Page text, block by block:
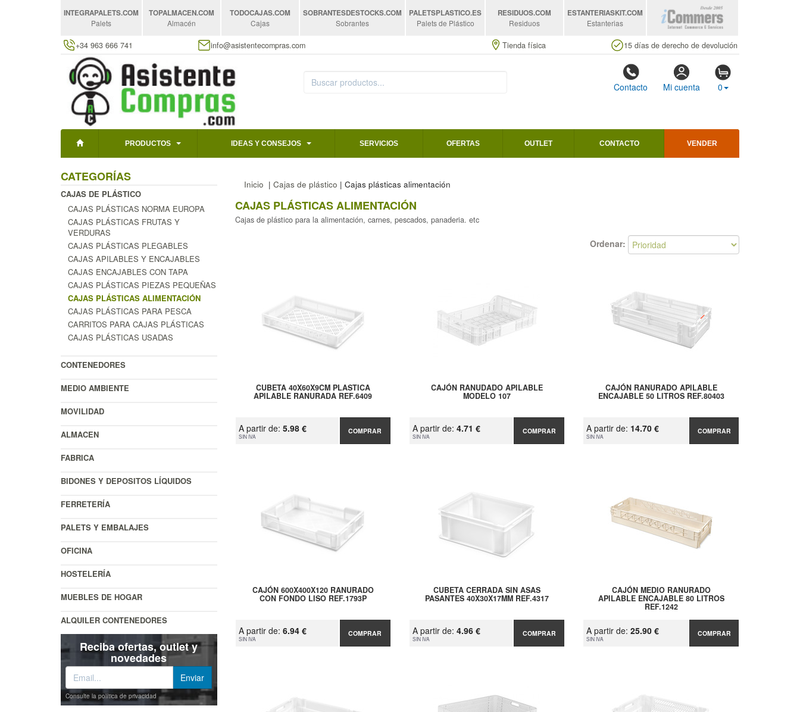
INTEGRAPALETS.COM
Palets
TOPALMACEN.COM
Almacén
TODOCAJAS.COM
Cajas
SOBRANTESDESTOCKS.COM
Sobrantes
PALETSPLASTICO.ES
Palets de Plástico
RESIDUOS.COM
Residuos
ESTANTERIASKIT.COM
Estanterias
+34 963 666 741 info@asistentecompras.com Tienda física 15 días de derecho de devolución
Contacto Mi cuenta 0
PRODUCTOS IDEAS Y CONSEJOS SERVICIOS OFERTAS OUTLET CONTACTO VENDER
CATEGORÍAS
CAJAS DE PLÁSTICO
CAJAS PLÁSTICAS NORMA EUROPA
CAJAS PLÁSTICAS FRUTAS Y
VERDURAS
CAJAS PLÁSTICAS PLEGABLES
CAJAS APILABLES Y ENCAJABLES
CAJAS ENCAJABLES CON TAPA
CAJAS PLÁSTICAS PIEZAS PEQUEÑAS
CAJAS PLÁSTICAS ALIMENTACIÓN
CAJAS PLÁSTICAS PARA PESCA
CARRITOS PARA CAJAS PLÁSTICAS
CAJAS PLÁSTICAS USADAS
CONTENEDORES
MEDIO AMBIENTE
MOVILIDAD
ALMACEN
FABRICA
BIDONES Y DEPOSITOS LÍQUIDOS
FERRETERÍA
PALETS Y EMBALAJES
OFICINA
HOSTELERÍA
MUEBLES DE HOGAR
ALQUILER CONTENEDORES
Reciba ofertas, outlet y
novedades
Consulte la política de privacidad
Inicio | Cajas de plástico | Cajas plásticas alimentación
CAJAS PLÁSTICAS ALIMENTACIÓN
Cajas de plástico para la alimentación, carnes, pescados, panaderia. etc
Ordenar:
CUBETA 40X60X9CM PLASTICA
APILABLE RANURADA REF.6409
A partir de: 5.98 €
SIN IVA
COMPRAR
CAJÓN RANUDADO APILABLE
MODELO 107
A partir de: 4.71 €
SIN IVA
COMPRAR
CAJÓN RANURADO APILABLE
ENCAJABLE 50 LITROS REF.80403
A partir de: 14.70 €
SIN IVA
COMPRAR
CAJÓN 600X400X120 RANURADO
CON FONDO LISO REF.1793P
A partir de: 6.94 €
SIN IVA
COMPRAR
CUBETA CERRADA SIN ASAS
PASANTES 40X30X17MM REF.4317
A partir de: 4.96 €
SIN IVA
COMPRAR
CAJÓN MEDIO RANURADO
APILABLE ENCAJABLE 80 LITROS
REF.1242
A partir de:25.90 €
SIN IVA
COMPRAR